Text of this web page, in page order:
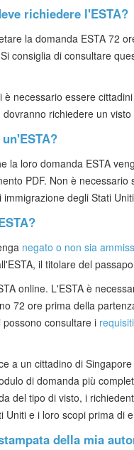
richiedere l'ESTA?
la domanda ESTA 72
consiglia di consultare
necessario essere
richiedere un
la loro domanda ESTA
PDF. Non è
degli Stati
negato o non sia
il titolare del
online. L'ESTA è
72 ore prima della
consultare i requisiti
a un cittadino di
di domanda più
del tipo di visto, i
e i loro scopi prima di
della mia